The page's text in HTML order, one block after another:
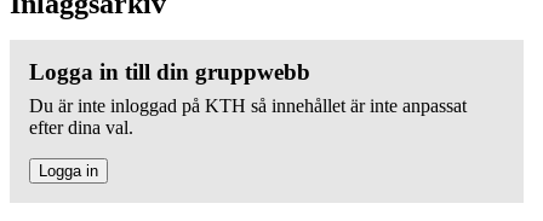
Logga in till din gruppwebb
Du är inte inloggad på KTH så innehållet är inte anpassat
efter dina val.
Logga in